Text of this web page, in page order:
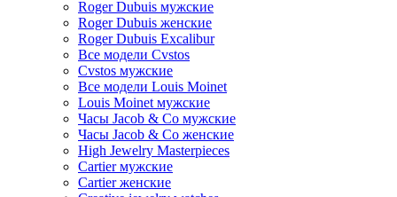
Roger Dubuis мужские
Roger Dubuis женские
Roger Dubuis Excalibur
Все модели Cvstos
Cvstos мужские
Все модели Louis Moinet
Louis Moinet мужские
Часы Jacob & Co мужские
Часы Jacob & Co женские
High Jewelry Masterpieces
Cartier мужские
Cartier женские